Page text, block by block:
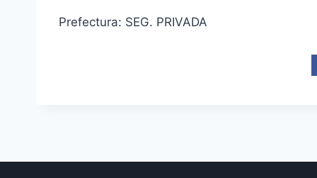
Prefectura: SEG. PRIVADA